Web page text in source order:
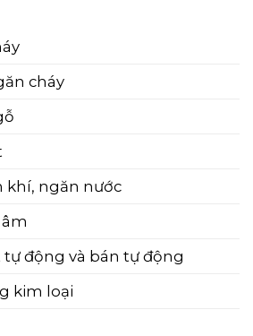
cháy
khí, ngăn nước
động và bán tự động
kim loại